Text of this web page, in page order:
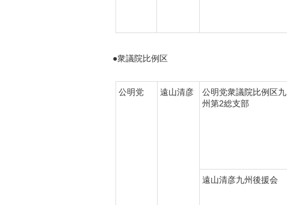
●衆議院比例区
公明党 遠山清彦
公明党衆議院比例区九
州第2総支部
遠山清彦九州後援会